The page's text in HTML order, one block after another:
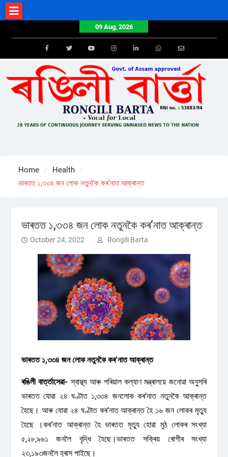
Skip
to
09 Aug, 2026
FacebookTwitterYoutube Email
Home
Health
ভাৰতত ১,৩৩৪ জন লোক নতুনকৈ কৰ’নাত আক্ৰান্ত
ভাৰতত ১,৩৩৪ জন লোক নতুনকৈ কৰ’নাত আক্ৰান্ত
October 24, 2022 Rongili Barta
ভাৰতত ১,৩৩৪ জন লোক নতুনকৈ কৰ’নাত আক্ৰান্ত
ৰঙিলী বাৰ্ত্তাসেৱা- স্বাস্থ্য আৰু পৰিয়াল কল্যাণ মন্ত্ৰালয়ে জনোৱা অনুসৰি
ভাৰতত যোৱা ২৪ ঘণ্টাত ১,৩৩৪ জনলোক কৰ’নাত নতুনকৈ আক্ৰান্ত
হৈছে। আৰু যোৱা ২৪ ঘণ্টাত কৰ’নাত আক্ৰান্ত হৈ ১৬ জন লোকৰ মৃত্যু
হৈছে ।কৰ’নাত আক্ৰান্ত হৈ ভাৰতত মৃত্যু হোৱা মুঠ লোকৰ সংখ্যা
৫,২৮,৯৬১ জনলৈ বৃদ্ধি হৈছে।ভাৰতত সক্ৰিয় ৰোগীৰ সংখ্যা
২৩,১৯৩জনলৈ হ্ৰাস পাইছে।